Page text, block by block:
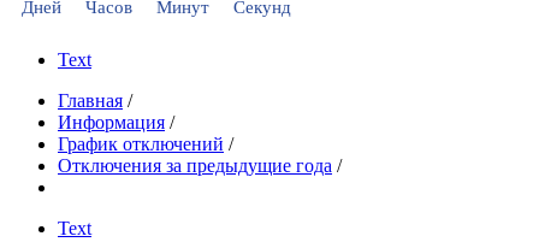
Дней Часов Минут Секунд
Text
Главная /
Информация /
График отключений /
Отключения за предыдущие года /
Text